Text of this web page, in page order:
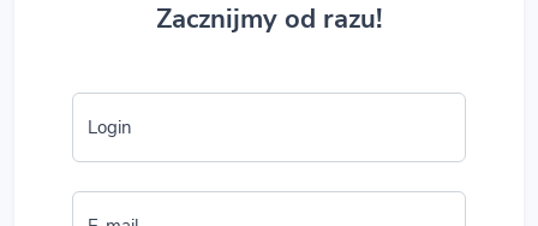
Zacznijmy od razu!
Login